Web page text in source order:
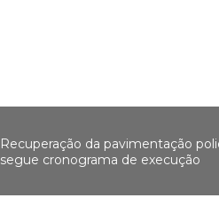
Recuperação da pavimentação
segue cronograma de execução